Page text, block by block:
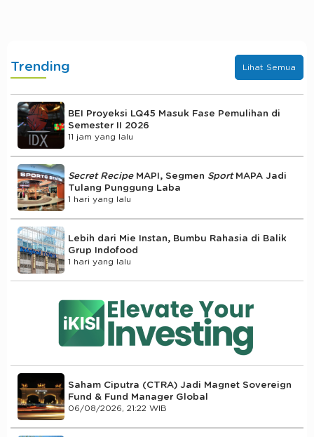
Trending Lihat Semua
BEI Proyeksi LQ45 Masuk Fase Pemulihan di
Semester II 2026
11 jam yang lalu
Secret RecipeMAPI, Segmen Sport MAPA Jadi
Tulang Punggung Laba
1 hari yang lalu
Lebih dari Mie Instan, Bumbu Rahasia di Balik
Grup Indofood
1 hari yang lalu
Saham Ciputra (CTRA) Jadi Magnet Sovereign
Fund & Fund Manager Global
06/08/2026, 21:22 WIB